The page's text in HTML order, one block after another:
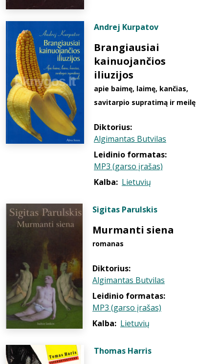
Andrej Kurpatov
Brangiausiai
kainuojančios
iliuzijos
apie baimę, laimę, kančias,
savitarpio supratimą ir meilę
Diktorius:
Algimantas Butvilas
Leidinio formatas:
MP3 (garso įrašas)
Kalba: Lietuvių
Sigitas Parulskis
Murmanti siena
romanas
Diktorius:
Algimantas Butvilas
Leidinio formatas:
MP3 (garso įrašas)
Kalba: Lietuvių
Thomas Harris